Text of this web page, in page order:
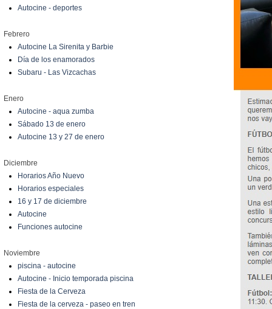
Autocine - deportes
Febrero
Autocine La Sirenita y Barbie
Día de los enamorados
Subaru - Las Vizcachas
Enero
Autocine - aqua zumba
Sábado 13 de enero
Autocine 13 y 27 de enero
Diciembre
Horarios Año Nuevo
Horarios especiales
16 y 17 de diciembre
Autocine
Funciones autocine
Noviembre
piscina - autocine
Autocine - Inicio temporada piscina
Fiesta de la Cerveza
Fiesta de la cerveza - paseo en tren